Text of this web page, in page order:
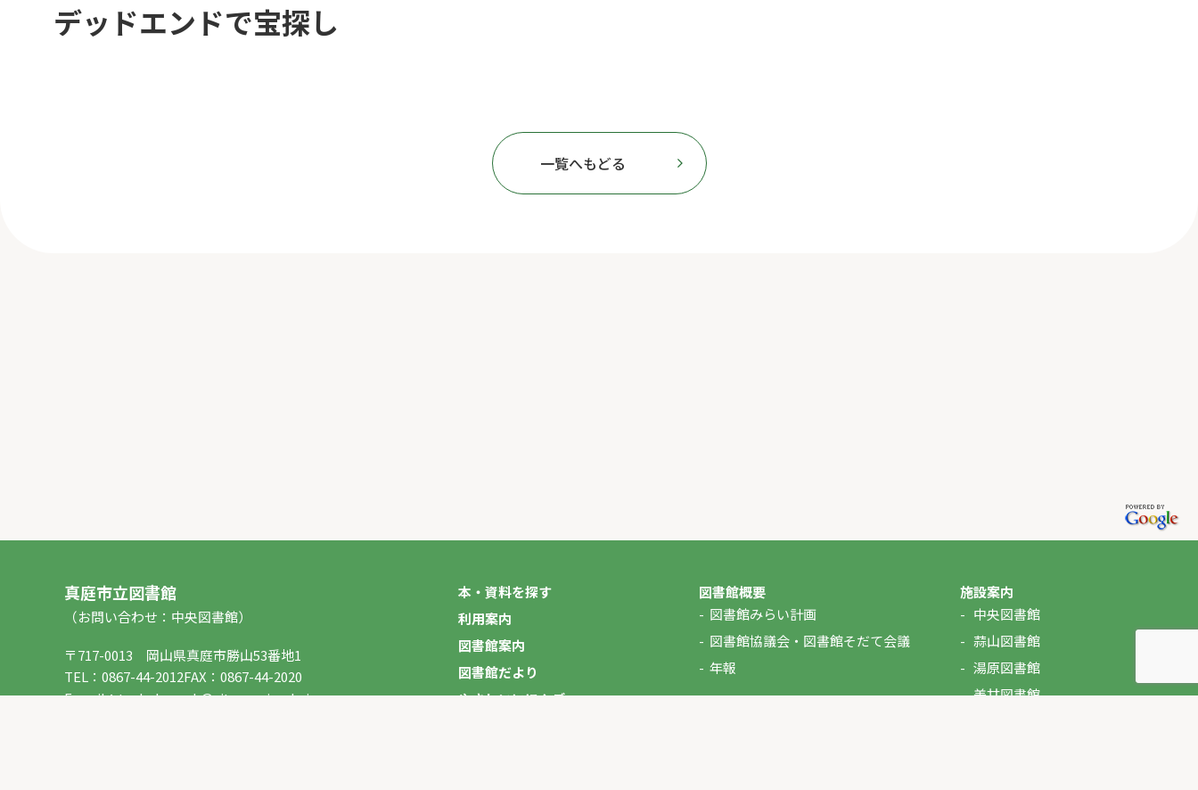
デッドエンドで宝探し
一覧へもどる
真庭市立図書館
（お問い合わせ：中央図書館）
〒717-0013 岡山県真庭市勝山53番地1
TEL： 0867-44-2012FAX：0867-44-2020
E-mail：toshokan_ch@city.maniwa.lg.jp
本・資料を探す
利用案内
図書館案内
図書館だより
やさしいにほんご
図書館概要
図書館みらい計画
図書館協議会・図書館そだて会議
年報
施設案内
中央図書館
蒜山図書館
湯原図書館
美甘図書館